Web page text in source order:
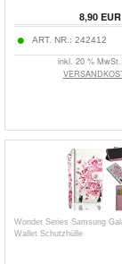
8,90EUR
ART. NR.: 242412
inkl. 20 % MwSt.
Wonder Series Samsung
Wallet Schutzhülle